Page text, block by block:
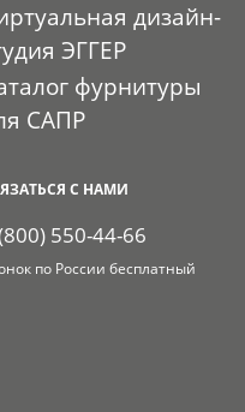
дизайн-
ЭГГЕР
фурнитуры
САПР
С НАМИ
550-44-66
по России бесплатный